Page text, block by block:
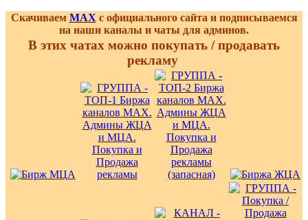
Скачиваем MAX с официального сайта и подписываемся
на наши каналы и чаты для админов.
В этих чатах можно покупать / продавать
рекламу